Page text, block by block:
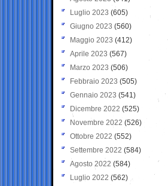
Luglio 2023 (605)
Giugno 2023 (560)
Maggio 2023 (412)
Aprile 2023 (567)
Marzo 2023 (506)
Febbraio 2023 (505)
Gennaio 2023 (541)
Dicembre 2022 (525)
Novembre 2022 (526)
Ottobre 2022 (552)
Settembre 2022 (584)
Agosto 2022 (584)
Luglio 2022 (562)